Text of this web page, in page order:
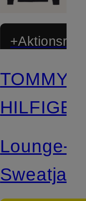
TOMMY
Lounge-